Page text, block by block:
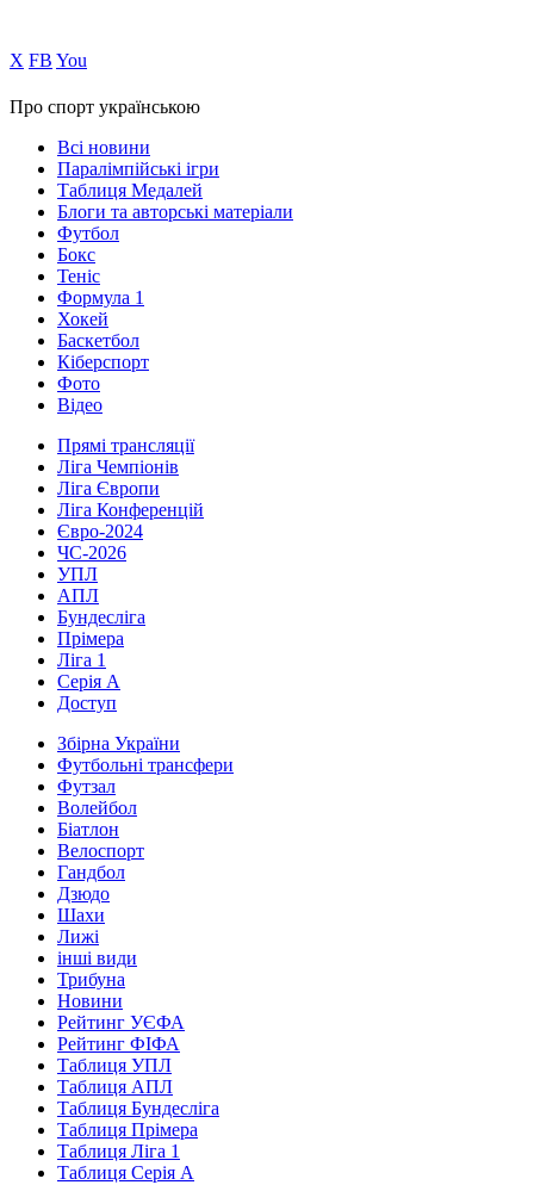
Х FB You
Про спорт українською
Всі новини
Паралімпійські ігри
Таблиця Медалей
Блоги та авторські матеріали
Футбол
Бокс
Теніс
Формула 1
Хокей
Баскетбол
Кіберспорт
Фото
Відео
Прямі трансляції
Ліга Чемпіонів
Ліга Європи
Ліга Конференцій
Євро-2024
ЧС-2026
УПЛ
АПЛ
Бундесліга
Прімера
Ліга 1
Серія А
Доступ
Збірна України
Футбольні трансфери
Футзал
Волейбол
Біатлон
Велоспорт
Гандбол
Дзюдо
Шахи
Лижі
інші види
Трибуна
Новини
Рейтинг УЄФА
Рейтинг ФІФА
Таблиця УПЛ
Таблиця АПЛ
Таблиця Бундесліга
Таблиця Прімера
Таблиця Ліга 1
Таблиця Серія А